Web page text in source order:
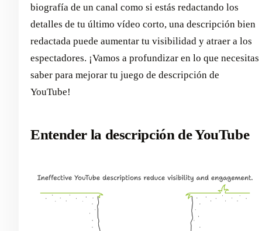
biografía de un canal como si estás redactando los
detalles de tu último vídeo corto, una descripción bien
redactada puede aumentar tu visibilidad y atraer a los
espectadores. ¡Vamos a profundizar en lo que necesitas
saber para mejorar tu juego de descripción de
YouTube!
Entender la descripción de YouTube